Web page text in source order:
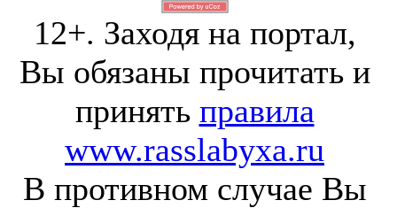
12+. Заходя на портал,
Вы обязаны прочитать и
принять правила
www.rasslabyxa.ru
В противном случае Вы